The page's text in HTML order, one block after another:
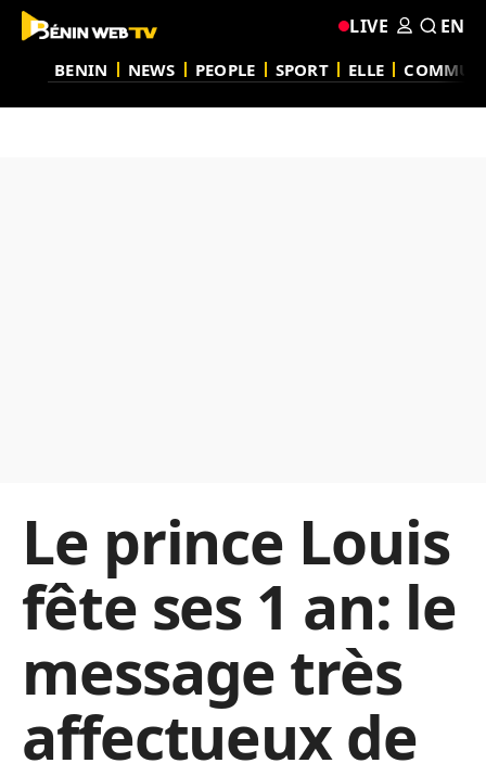
BENIN NEWS PEOPLE SPORT ELLE
LIVE EN
Le prince Louis
fête ses 1 an: le
message très
affectueux de